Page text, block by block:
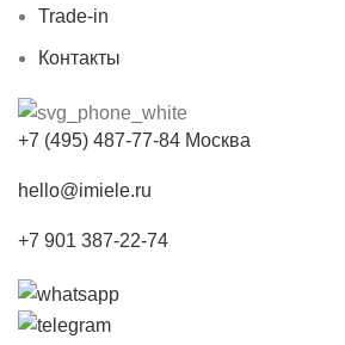
Trade-in
Контакты
+7 (495) 487-77-84 Москва
hello@imiele.ru
+7 901 387-22-74